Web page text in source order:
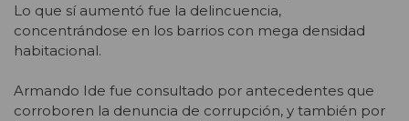
Lo que sí aumentó fue la delincuencia,
concentrándose en los barrios con mega densidad
habitacional.
Armando Ide fue consultado por antecedentes que
corroboren la denuncia de corrupción, y también por